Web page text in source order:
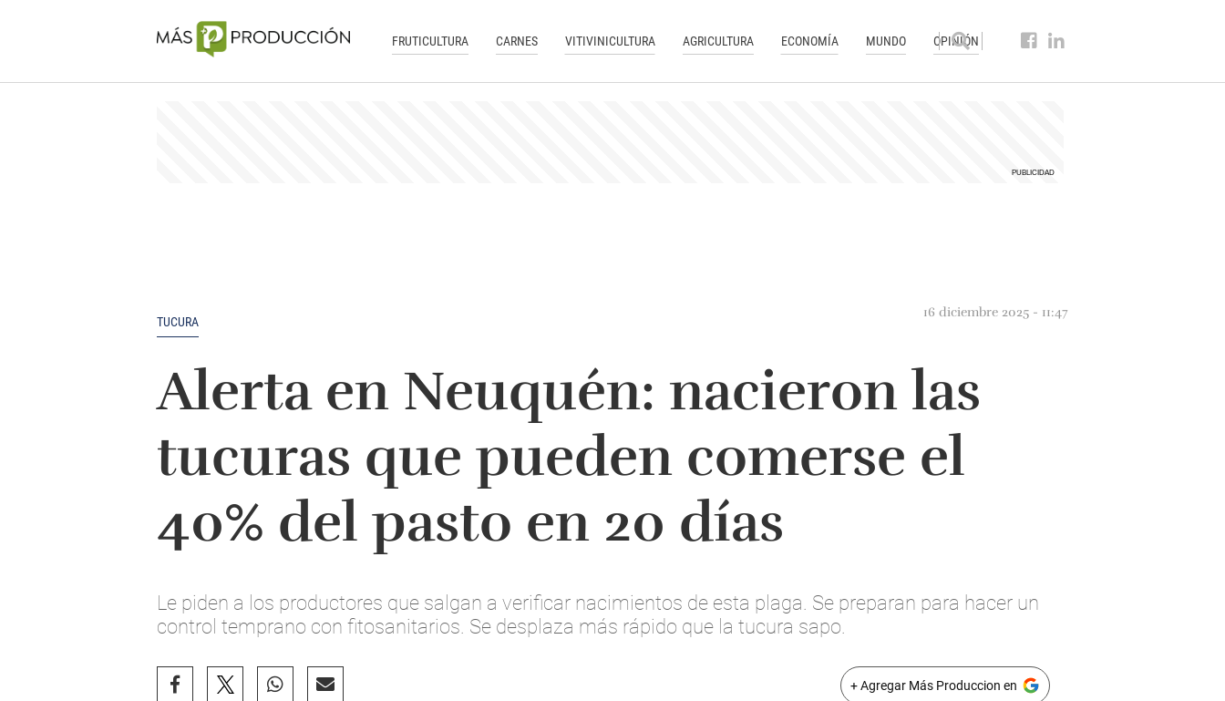
FRUTICULTURA CARNES VITIVINICULTURA AGRICULTURA ECONOMÍA MUNDO OPINIÓN
TUCURA
16 diciembre 2025 - 11:47
Alerta en Neuquén: nacieron las
tucuras que pueden comerse el
40% del pasto en 20 días
Le piden a los productores que salgan a verificar nacimientos de esta plaga. Se preparan para hacer un
control temprano con fitosanitarios. Se desplaza más rápido que la tucura sapo.
+ Agregar Más Produccion en